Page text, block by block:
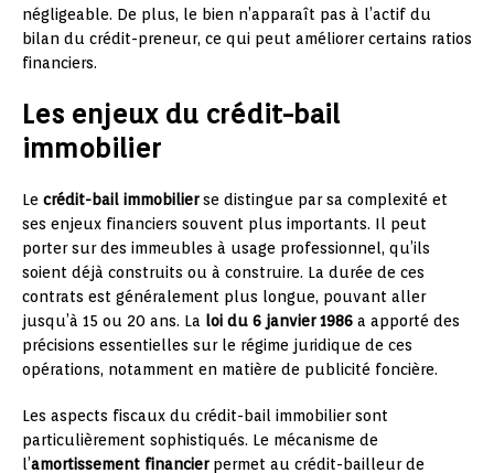
négligeable. De plus, le bien n’apparaît pas à l’actif du
bilan du crédit-preneur, ce qui peut améliorer certains ratios
financiers.
Les enjeux du crédit-bail
immobilier
Le crédit-bail immobilierse distingue par sa complexité et
ses enjeux financiers souvent plus importants. Il peut
porter sur des immeubles à usage professionnel, qu’ils
soient déjà construits ou à construire. La durée de ces
contrats est généralement plus longue, pouvant aller
jusqu’à 15 ou 20 ans. La loi du 6 janvier 1986 a apporté des
précisions essentielles sur le régime juridique de ces
opérations, notamment en matière de publicité foncière.
Les aspects fiscaux du crédit-bail immobilier sont
particulièrement sophistiqués. Le mécanisme de
l’amortissement financierpermet au crédit-bailleur de